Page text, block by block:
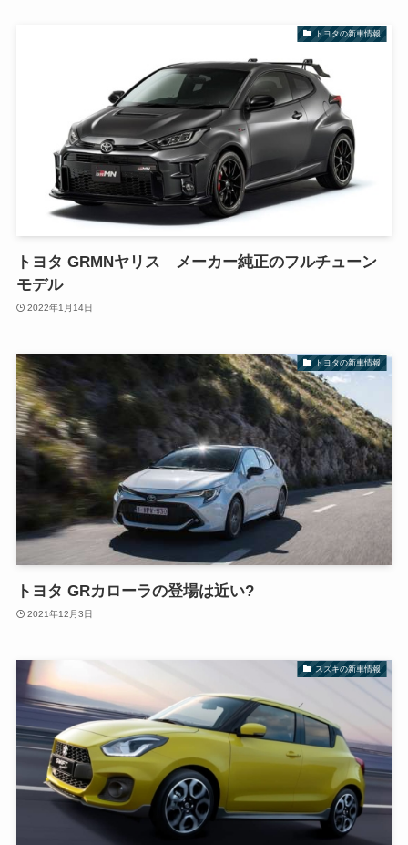
トヨタの新車情報
トヨタ GRMNヤリス メーカー純正のフルチューン
モデル
2022年1月14日
トヨタの新車情報
トヨタ GRカローラの登場は近い?
2021年12月3日
スズキの新車情報